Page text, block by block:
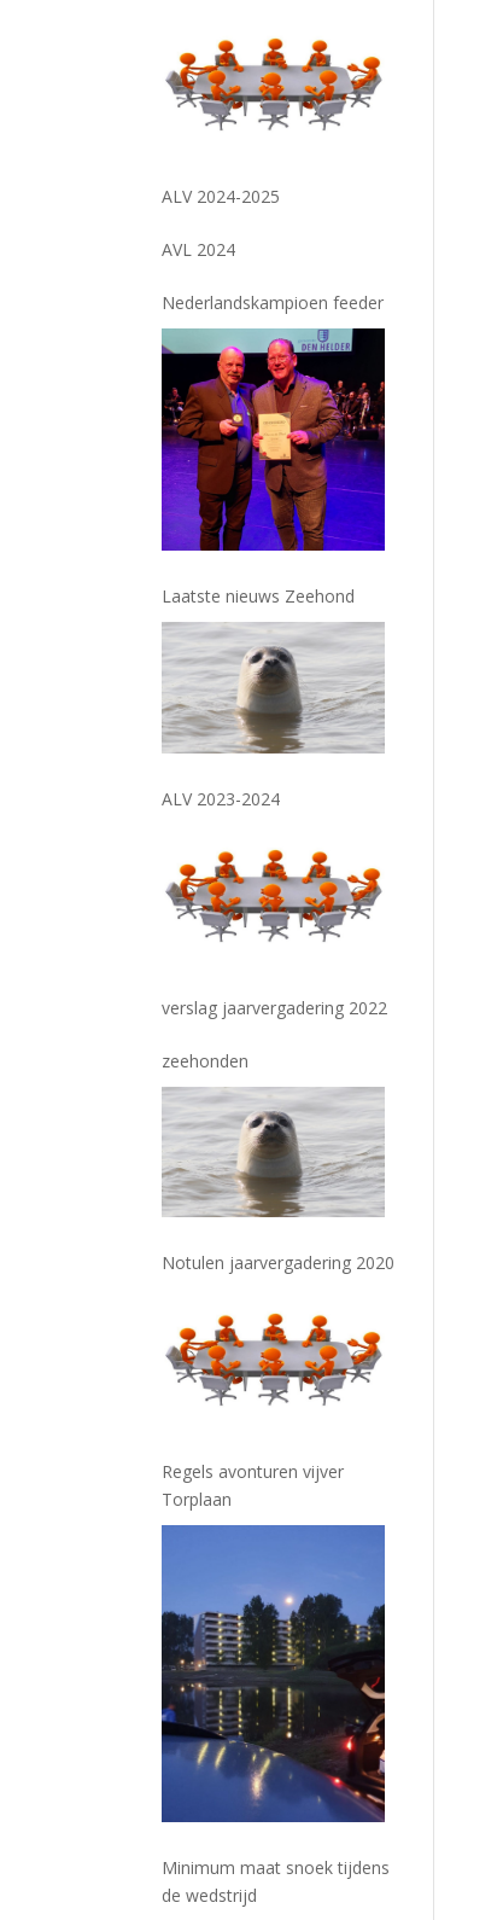
ALV 2024-2025
AVL 2024
Nederlandskampioen feeder
Laatste nieuws Zeehond
ALV 2023-2024
verslag jaarvergadering 2022
zeehonden
Notulen jaarvergadering 2020
Regels avonturen vijver
Torplaan
Minimum maat snoek tijdens
de wedstrijd